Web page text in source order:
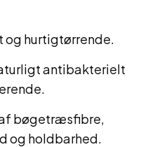
og hurtigtørrende.
antibakterielt
bøgetræsfibre,
og holdbarhed.